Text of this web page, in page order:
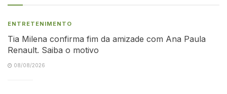
ENTRETENIMENTO
Tia Milena confirma fim da amizade com Ana Paula
Renault. Saiba o motivo
08/08/2026